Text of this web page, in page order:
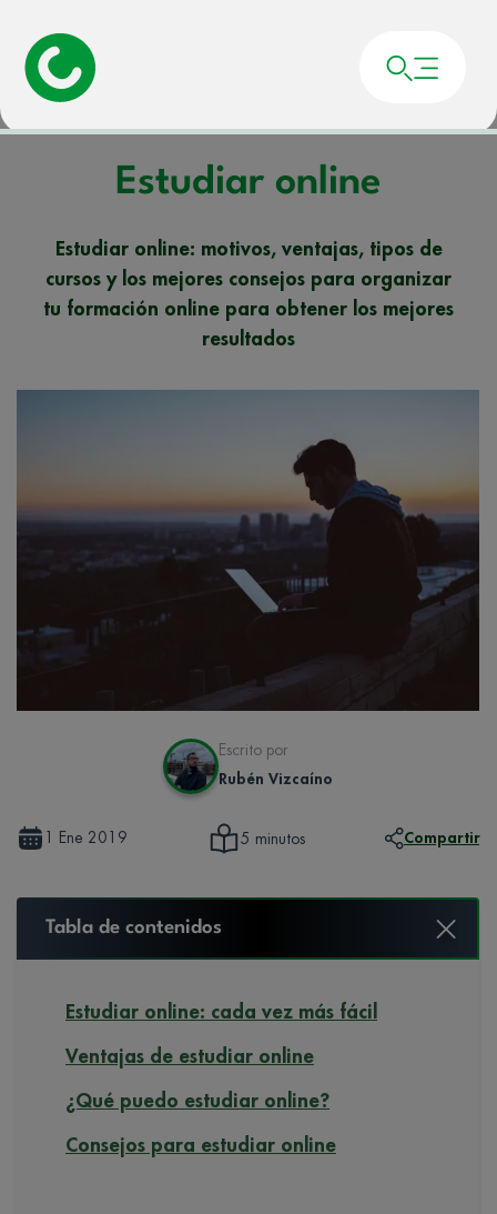
Portada»
Estudiar online
Estudiar online: motivos, ventajas, tipos de
cursos y los mejores consejos para organizar
tu formación online para obtener los mejores
resultados
Escrito por
Rubén Vizcaíno
1 Ene 2019 5 minutos Compartir
Tabla de contenidos
Estudiar online: cada vez más fácil
Ventajas de estudiar online
¿Qué puedo estudiar online?
Consejos para estudiar online